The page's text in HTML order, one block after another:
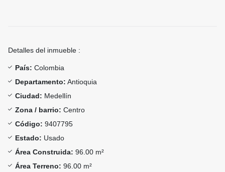
Detalles del inmueble :
País: Colombia
Departamento: Antioquia
Ciudad: Medellín
Zona / barrio: Centro
Código: 9407795
Estado: Usado
Área Construida: 96.00 m²
Área Terreno: 96.00 m²